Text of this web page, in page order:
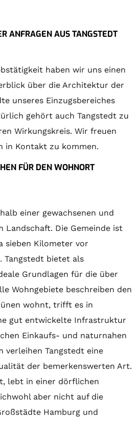
ANFRAGEN AUS TANGSTEDT
haben wir uns einen
über die Architektur der
unseres Einzugsbereiches
gehört auch Tangstedt zu
Wirkungskreis. Wir freuen
in Kontakt zu kommen.
FÜR DEN WOHNORT
einer gewachsenen und
Landschaft. Die Gemeinde ist
sieben Kilometer vor
Tangstedt bietet als
Grundlagen für die über
Wohngebiete beschreiben den
wohnt, trifft es in
gut entwickelte Infrastruktur
Einkaufs- und naturnahen
verleihen Tangstedt eine
der bemerkenswerten Art.
lebt in einer dörflichen
aber nicht auf die
Hamburg und